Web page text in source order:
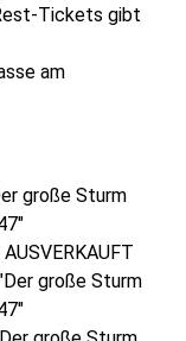
Tickets gibt
am
große Sturm
große Sturm